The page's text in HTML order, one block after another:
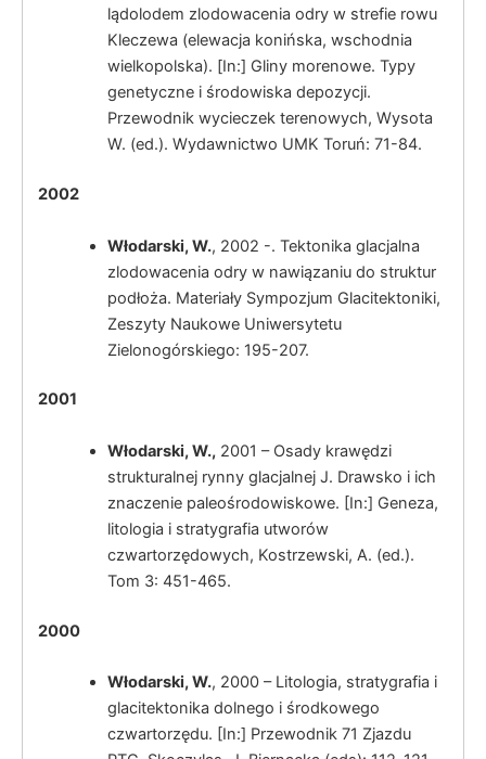
lądolodem zlodowacenia odry w strefie rowu
Kleczewa (elewacja konińska, wschodnia
wielkopolska). [In:] Gliny morenowe. Typy
genetyczne i środowiska depozycji.
Przewodnik wycieczek terenowych, Wysota
W. (ed.). Wydawnictwo UMK Toruń: 71-84.
2002
Włodarski, W., 2002 -. Tektonika glacjalna
zlodowacenia odry w nawiązaniu do struktur
podłoża. Materiały Sympozjum Glacitektoniki,
Zeszyty Naukowe Uniwersytetu
Zielonogórskiego: 195-207.
2001
Włodarski, W.,2001 – Osady krawędzi
strukturalnej rynny glacjalnej J. Drawsko i ich
znaczenie paleośrodowiskowe. [In:] Geneza,
litologia i stratygrafia utworów
czwartorzędowych, Kostrzewski, A. (ed.).
Tom 3: 451-465.
2000
Włodarski, W., 2000 – Litologia, stratygrafia i
glacitektonika dolnego i środkowego
czwartorzędu. [In:] Przewodnik 71 Zjazdu